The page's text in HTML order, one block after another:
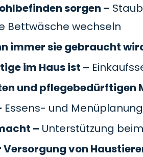
sorgen –
Bettwäsche wechseln
immer sie gebraucht
im Haus ist –
und pflegebedürftigen
Essens- und Menüplanung
– Unterstützung
von